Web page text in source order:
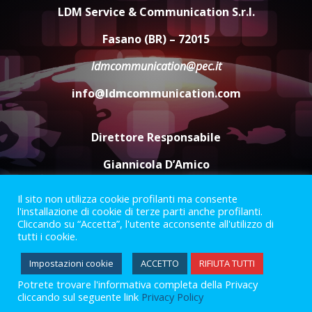
universitari del bando “La strada
8 Agosto 2026 07:15
“I Contestatori: Musica di
Rivoluzione”: nuovo
appuntamento con “Fasano in
Banda”
7 Agosto 2026 06:05
LDM Service & Communication S.r.l.
Fasano (BR) – 72015
ldmcommunication@pec.it
info@ldmcommunication.com
Direttore Responsabile
Giannicola D’Amico
Termini e Condizioni
Privacy Policy
Informazioni Legali
Facebook
Instagram
Youtube
2023 © Gofasano|Powered byCreativestudio
Il sito non utilizza cookie profilanti ma consente
l'installazione di cookie di terze parti anche profilanti.
Cliccando su “Accetta”, l'utente acconsente all'utilizzo di
tutti i cookie.
Impostazioni cookie ACCETTO RIFIUTA TUTTI
Potrete trovare l'informativa completa della Privacy
cliccando sul seguente link Privacy Policy